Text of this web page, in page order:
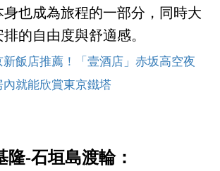
也成為旅程的一部分，同時大
的自由度與舒適感。
飯店推薦！「壹酒店」赤坂高空夜
就能欣賞東京鐵塔
隆-石垣島渡輪：